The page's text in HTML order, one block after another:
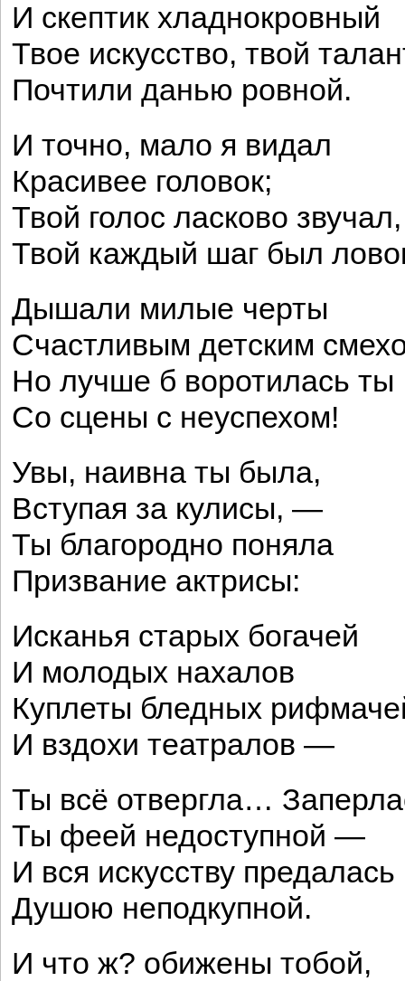
И скептик хладнокровный
Твое искусство, твой
Почтили данью ровной.
И точно, мало я видал
Красивее головок;
Твой голос ласково звучал,
Твой каждый шаг был
Дышали милые черты
Счастливым детским
Но лучше б воротилась ты
Со сцены с неуспехом!
Увы, наивна ты была,
Вступая за кулисы, —
Ты благородно поняла
Призвание актрисы:
Исканья старых богачей
И молодых нахалов
Куплеты бледных
И вздохи театралов —
Ты всё отвергла…
Ты феей недоступной —
И вся искусству предалась
Душою неподкупной.
И что ж? обижены тобой,